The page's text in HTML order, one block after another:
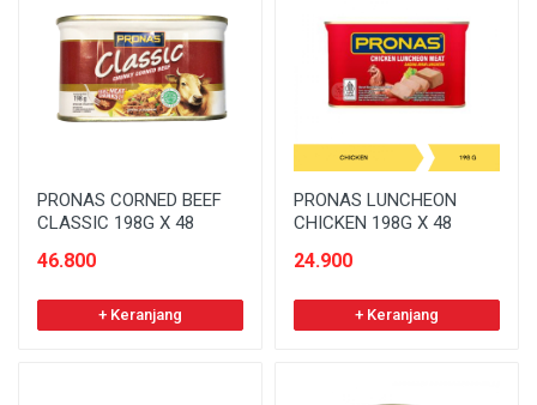
PRONAS CORNED BEEF
CLASSIC 198G X 48
46.800
+ Keranjang
PRONAS LUNCHEON
CHICKEN 198G X 48
24.900
+ Keranjang